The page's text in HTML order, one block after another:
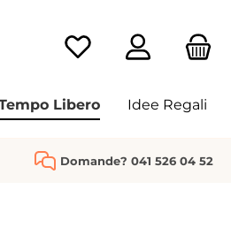
Hai 0 articoli nella
Libero Idee Regali
Domande? 041 526 04 52